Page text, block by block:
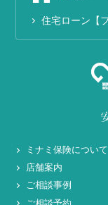
住宅ローン【
ミナミ保険について
店舗案内
ご相談事例
ご相談予約